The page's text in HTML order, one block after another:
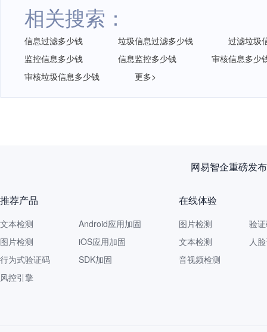
相关搜索：
信息过滤多少钱 垃圾信息过滤多少钱
过滤垃圾
监控信息多少钱
信息监控多少钱
审核信息多少
审核垃圾信息多少钱
更多>
新规
推荐产品
文本检测
图片检测
行为式验证码
风控引擎
Android应用加固
iOS应用加固
SDK加固
在线体验
图片检测
文本检测
音视频检测
验
人